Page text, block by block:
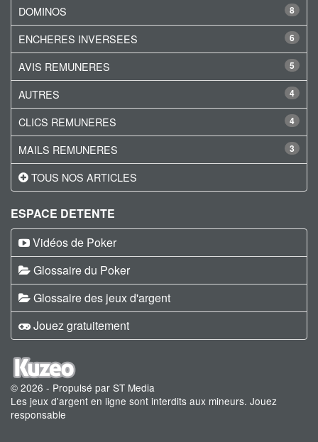
8
DOMINOS
6
ENCHERES INVERSEES
5
AVIS REMUNERES
4
AUTRES
4
CLICS REMUNERES
3
MAILS REMUNERES
TOUS NOS ARTICLES
ESPACE DETENTE
Vidéos de Poker
Glossaire du Poker
Glossaire des jeux d'argent
Jouez gratuitement
© 2026 - Propulsé par ST Media
Les jeux d'argent en ligne sont interdits aux mineurs. Jouez
responsable